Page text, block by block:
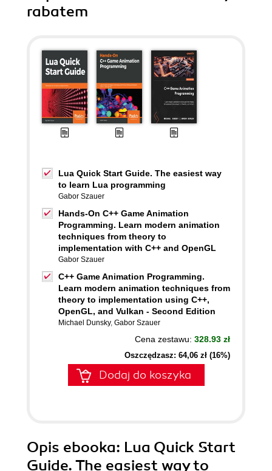
rabatem
Lua Quick Start Guide. The easiest way
to learn Lua programming
Gabor Szauer
Hands-On C++ Game Animation
Programming. Learn modern animation
techniques from theory to
implementation with C++ and OpenGL
Gabor Szauer
C++ Game Animation Programming.
Learn modern animation techniques from
theory to implementation using C++,
OpenGL, and Vulkan - Second Edition
Michael Dunsky, Gabor Szauer
Cena zestawu: 328.93 zł
Oszczędzasz: 64,06 zł (16%)
Dodaj do koszyka
Opis ebooka: Lua Quick Start
Guide. The easiest way to